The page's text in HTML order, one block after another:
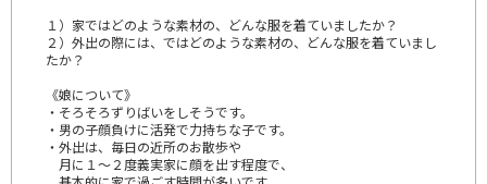
１）家ではどのような素材の、どんな服を着ていましたか？
２）外出の際には、ではどのような素材の、どんな服を着ていまし
たか？
《娘について》
・そろそろずりばいをしそうです。
・男の子顔負けに活発で力持ちな子です。
・外出は、毎日の近所のお散歩や
月に１～２度義実家に顔を出す程度で、